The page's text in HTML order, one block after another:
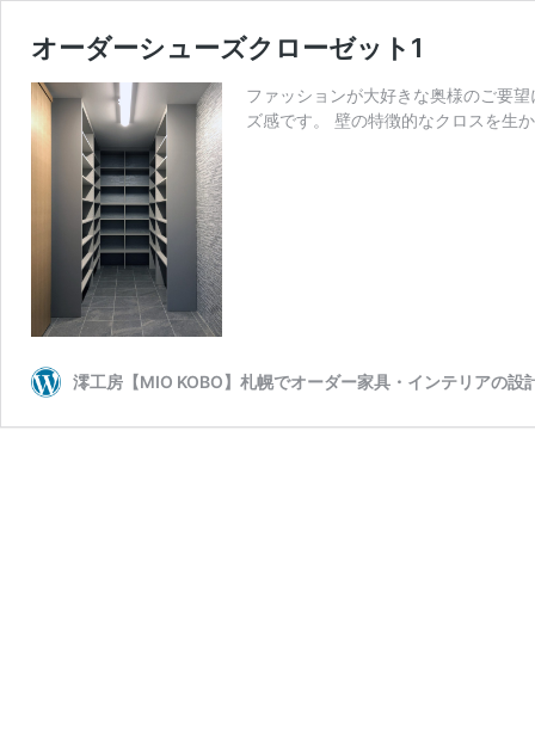
オーダーシューズクローゼット1
ファッションが大好きな奥様のご要
ズ感です。 壁の特徴的なクロスを生
澪工房【MIO KOBO】札幌でオーダー家具・インテリアの設